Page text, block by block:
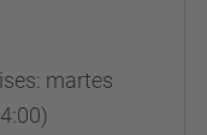
martes